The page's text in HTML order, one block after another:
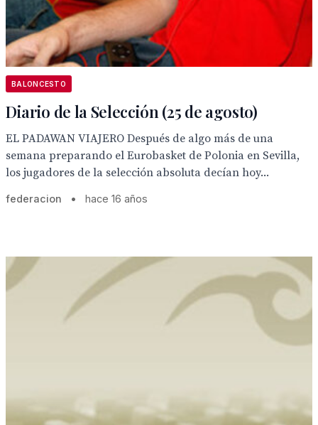
BALONCESTO
Diario de la Selección (25 de agosto)
EL PADAWAN VIAJERO Después de algo más de una
semana preparando el Eurobasket de Polonia en Sevilla,
los jugadores de la selección absoluta decían hoy...
federacion • hace 16 años